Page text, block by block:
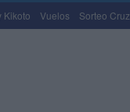
Kikoto Vuelos Sorteo